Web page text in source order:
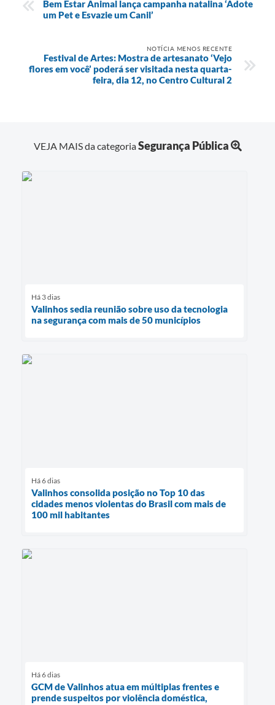
Bem Estar Animal lança campanha natalina ‘Adote
um Pet e Esvazie um Canil’
NOTÍCIA MENOS RECENTE
Festival de Artes: Mostra de artesanato ‘Vejo
flores em você’ poderá ser visitada nesta quarta-
feira, dia 12, no Centro Cultural 2
VEJA MAIS da categoriaSegurança Pública
Há 3 dias
Valinhos sedia reunião sobre uso da tecnologia
na segurança com mais de 50 municípios
Há 6 dias
Valinhos consolida posição no Top 10 das
cidades menos violentas do Brasil com mais de
100 mil habitantes
Há 6 dias
GCM de Valinhos atua em múltiplas frentes e
prende suspeitos por violência doméstica,